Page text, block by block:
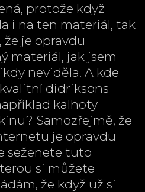
protože když
i na ten materiál, tak
že je opravdu
materiál, jak jsem
neviděla. A kde
didriksons
kalhoty
Samozřejmě, že
je opravdu
seženete tuto
si můžete
že když už si